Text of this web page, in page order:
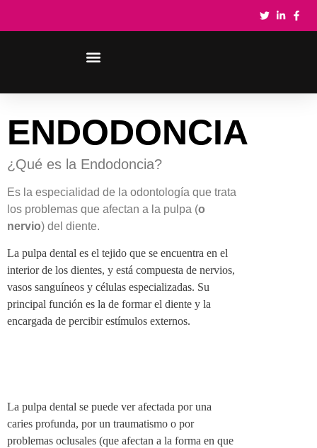
ENDODONCIA
¿Qué es la Endodoncia?
Es la especialidad de la odontología que trata
los problemas que afectan a la pulpa (o
nervio) del diente.
La pulpa dental es el tejido que se encuentra en el
interior de los dientes, y está compuesta de nervios,
vasos sanguíneos y células especializadas. Su
principal función es la de formar el diente y la
encargada de percibir estímulos externos.
La pulpa dental se puede ver afectada por una
caries profunda, por un traumatismo o por
problemas oclusales (que afectan a la forma en que